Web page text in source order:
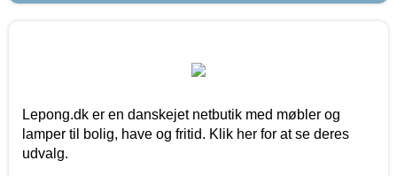
Lepong.dk er en danskejet netbutik med møbler og
lamper til bolig, have og fritid. Klik her for at se deres
udvalg.